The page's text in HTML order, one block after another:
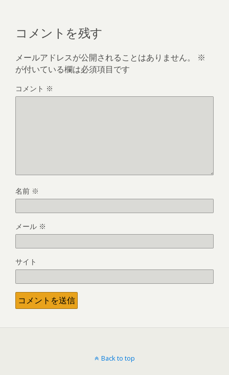
コメントを残す
メールアドレスが公開されることはありません。
※
が付いている欄は必須項目です
コメント ※
名前 ※
メール ※
サイト
Back to top